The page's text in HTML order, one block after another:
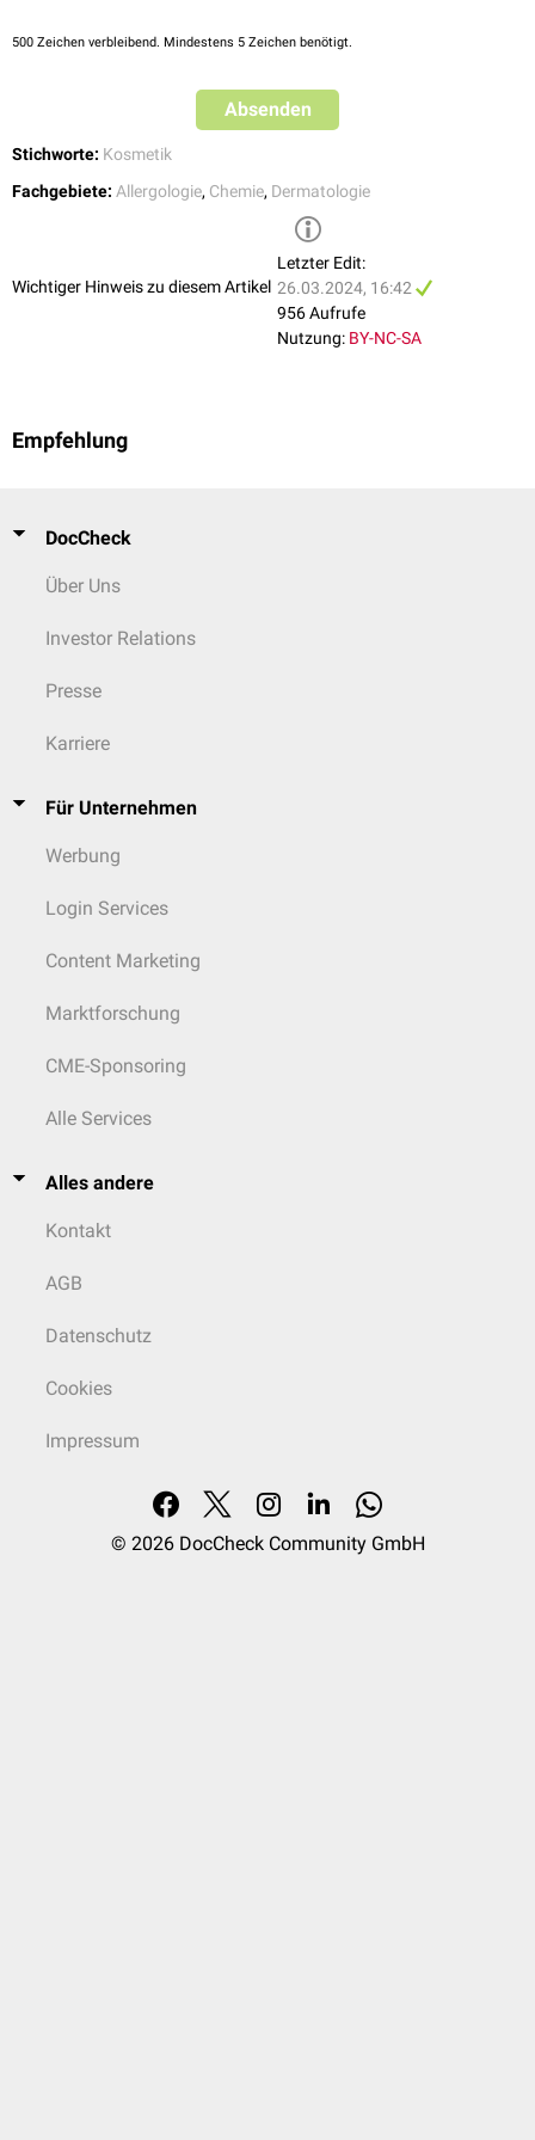
500 Zeichen verbleibend. Mindestens 5 Zeichen benötigt.
Absenden
Stichworte: Kosmetik
Fachgebiete: Allergologie, Chemie, Dermatologie
Wichtiger Hinweis zu diesem Artikel
Letzter Edit:
26.03.2024, 16:42
956 Aufrufe
Nutzung: BY-NC-SA
Empfehlung
DocCheck
Über Uns
Investor Relations
Presse
Karriere
Für Unternehmen
Werbung
Login Services
Content Marketing
Marktforschung
CME-Sponsoring
Alle Services
Alles andere
Kontakt
AGB
Datenschutz
Cookies
Impressum
© 2026 DocCheck Community GmbH